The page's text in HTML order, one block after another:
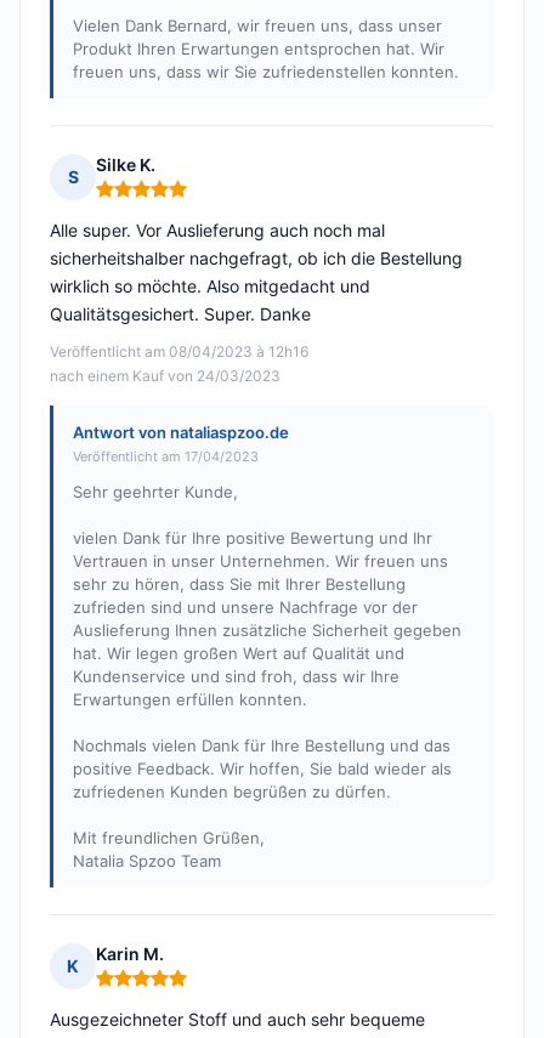
Vielen Dank Bernard, wir freuen uns, dass unser
Produkt Ihren Erwartungen entsprochen hat. Wir
freuen uns, dass wir Sie zufriedenstellen konnten.
S
Silke K.
Hinweis: 5 von 5
Veröffentlicht am 08/04/2023 à 12h16
nach einem Kauf von 24/03/2023
Alle super. Vor Auslieferung auch noch mal
sicherheitshalber nachgefragt, ob ich die Bestellung
wirklich so möchte. Also mitgedacht und
Qualitätsgesichert. Super. Danke
Antwort von nataliaspzoo.de
Veröffentlicht am 17/04/2023
Sehr geehrter Kunde,
vielen Dank für Ihre positive Bewertung und Ihr
Vertrauen in unser Unternehmen. Wir freuen uns
sehr zu hören, dass Sie mit Ihrer Bestellung
zufrieden sind und unsere Nachfrage vor der
Auslieferung Ihnen zusätzliche Sicherheit gegeben
hat. Wir legen großen Wert auf Qualität und
Kundenservice und sind froh, dass wir Ihre
Erwartungen erfüllen konnten.
Nochmals vielen Dank für Ihre Bestellung und das
positive Feedback. Wir hoffen, Sie bald wieder als
zufriedenen Kunden begrüßen zu dürfen.
Mit freundlichen Grüßen,
Natalia Spzoo Team
K
Karin M.
Hinweis: 5 von 5
Ausgezeichneter Stoff und auch sehr bequeme